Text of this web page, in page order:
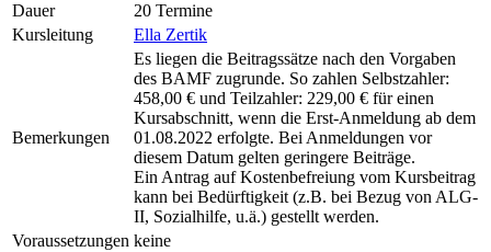
Dauer
20 Termine
Kursleitung
Ella Zertik
Bemerkungen
Es liegen die Beitragssätze nach den Vorgaben
des BAMF zugrunde. So zahlen Selbstzahler:
458,00 € und Teilzahler: 229,00 € für einen
Kursabschnitt, wenn die Erst-Anmeldung ab dem
01.08.2022 erfolgte. Bei Anmeldungen vor
diesem Datum gelten geringere Beiträge.
Ein Antrag auf Kostenbefreiung vom Kursbeitrag
kann bei Bedürftigkeit (z.B. bei Bezug von ALG-
II, Sozialhilfe, u.ä.) gestellt werden.
Voraussetzungen keine